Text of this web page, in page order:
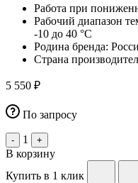
Работа при
Рабочий диапазон
-10 до 40 °С
Родина бренда:
Страна
5 550 ₽
По запросу
- 1 +
В корзину
Купить в 1 клик